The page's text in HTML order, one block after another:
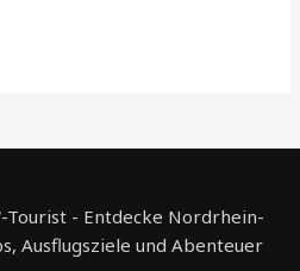
- Entdecke Nordrhein-
Ausflugsziele und Abenteuer